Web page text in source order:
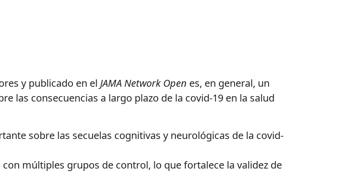
y publicado en el JAMA Network Open es, en general, un
las consecuencias a largo plazo de la covid-19 en la salud
sobre las secuelas cognitivas y neurológicas de la covid-
múltiples grupos de control, lo que fortalece la validez de